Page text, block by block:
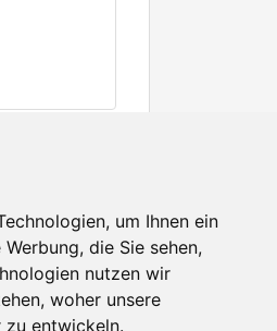
um Ihnen ein
die Sie sehen,
nutzen wir
woher unsere
zu entwickeln.